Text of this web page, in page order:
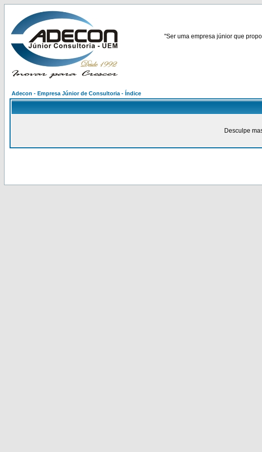
"Ser uma empresa júnior que
Adecon - Empresa Júnior de Consultoria - Índice
Desculpe